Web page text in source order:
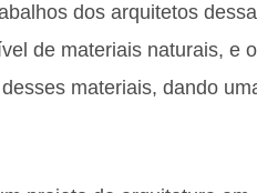
dos arquitetos dessa
de materiais naturais, e o
materiais, dando